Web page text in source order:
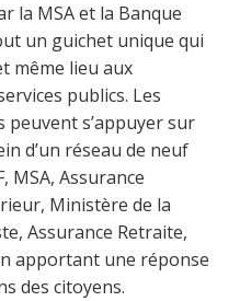
la MSA et la Banque
un guichet unique qui
même lieu aux
publics. Les
peuvent s’appuyer sur
d’un réseau de neuf
MSA, Assurance
Ministère de la
Assurance Retraite,
apportant une réponse
des citoyens.